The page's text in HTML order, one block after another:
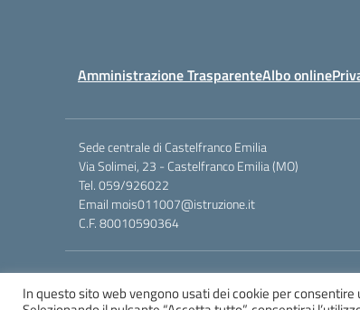
Amministrazione TrasparenteAlbo online
Sede centrale di Castelfranco Emilia
Via Solimei, 23 - Castelfranco Emilia (MO)
Tel. 059/926022
Email mois011007@istruzione.it
C.F. 80010590364
In questo sito web vengono usati dei cookie per